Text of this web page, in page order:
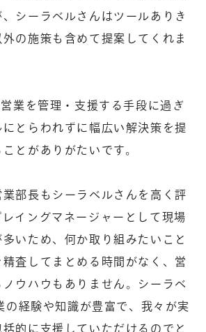
シーラベルさんはツールありき
の施策も含めて提案してくれま
業を管理・支援する手段に過ぎ
とらわれずに幅広い解決策を提
とがありがたいです。
業部長もシーラベルさんを高く評
イングマネージャーとして現場
いため、何か取り組みたいこと
査してまとめる時間がなく、営
ウハウもありません。シーラベ
の経験や知識が豊富で、我々が実
的に支援していただけるのでと